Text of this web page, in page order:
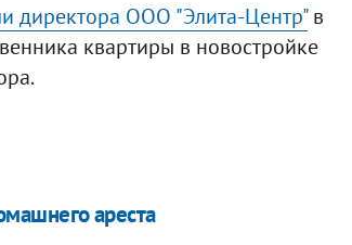
директора ООО "Элита-Центр"в
квартиры в новостройке
ареста